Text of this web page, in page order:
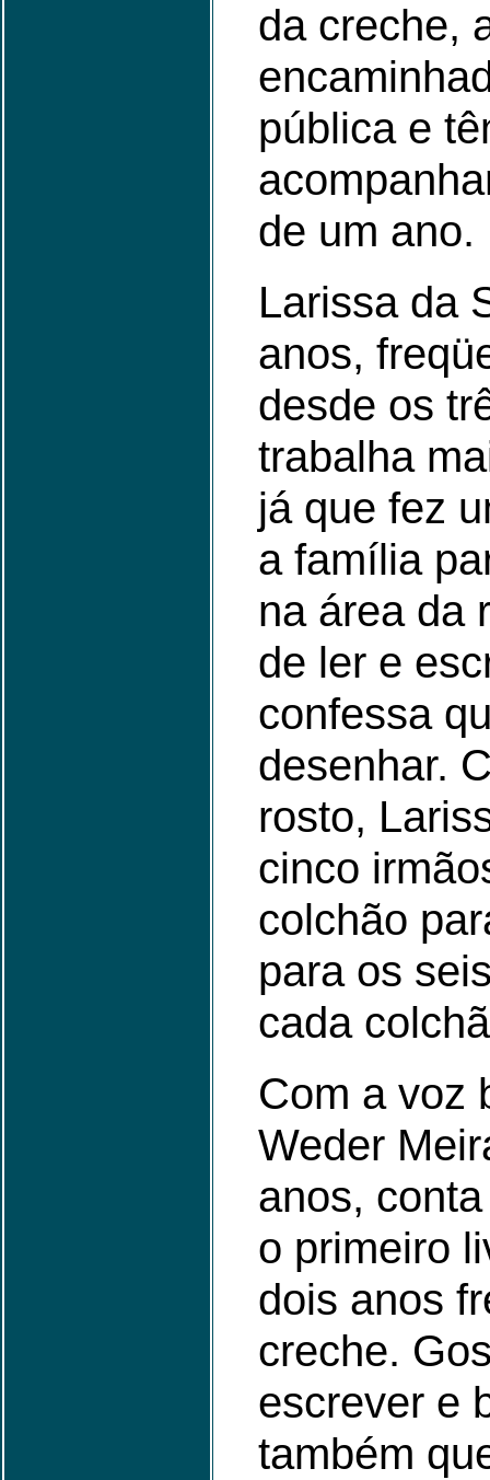
da creche,
pública e
de um ano.
Larissa da
anos,
desde os
trabalha
já que fez
a família
na área da
de ler e
confessa
desenhar.
rosto,
cinco
colchão
para os
cada
Com a voz
Weder
anos,
o primeiro
dois anos
creche.
escrever e
também